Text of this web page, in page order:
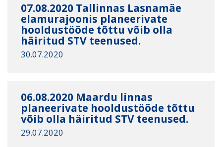
07.08.2020 Tallinnas Lasnamäe
elamurajoonis planeerivate
hooldustööde tõttu võib olla
häiritud STV teenused.
30.07.2020
06.08.2020 Maardu linnas
planeerivate hooldustööde tõttu
võib olla häiritud STV teenused.
29.07.2020